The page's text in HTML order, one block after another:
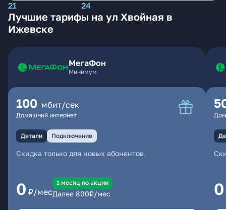
21 24
Лучшие тарифы на ул Хвойная в
Ижевске
МегаФон
Минимум
100 мбит/сек
Домашний интернет
Детали Подключение
Скидка только для новых абонентов.
0 ₽/мес
1 месяц по акции
Далее 800₽/мес 0